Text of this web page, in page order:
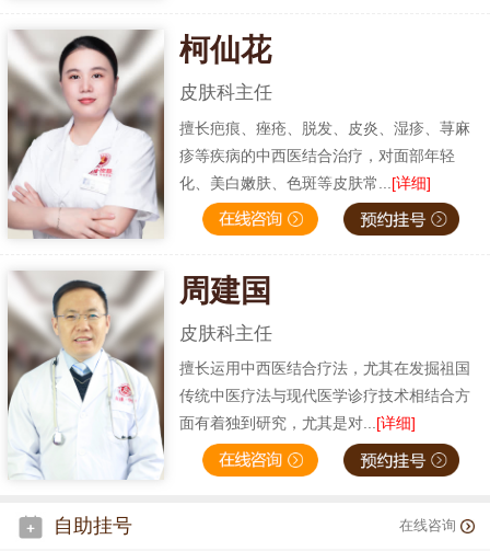
柯仙花
皮肤科主任
擅长疤痕、痤疮、脱发、皮炎、湿疹、荨麻
疹等疾病的中西医结合治疗，对面部年轻
化、美白嫩肤、色斑等皮肤常... [详细]
周建国
皮肤科主任
擅长运用中西医结合疗法，尤其在发掘祖国
传统中医疗法与现代医学诊疗技术相结合方
面有着独到研究，尤其是对...[详细]
自助挂号 在线咨询